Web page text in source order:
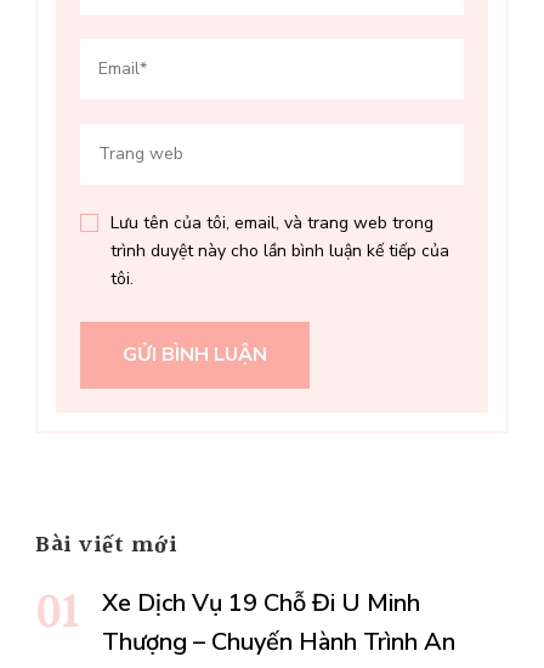
Lưu tên của tôi, email, và trang web trong
trình duyệt này cho lần bình luận kế tiếp của
tôi.
Bài viết mới
Xe Dịch Vụ 19 Chỗ Đi U Minh
Thượng – Chuyến Hành Trình An